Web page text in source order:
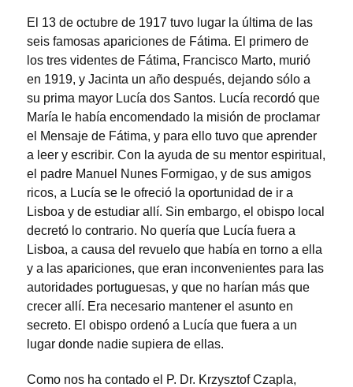
El 13 de octubre de 1917 tuvo lugar la última de las
seis famosas apariciones de Fátima. El primero de
los tres videntes de Fátima, Francisco Marto, murió
en 1919, y Jacinta un año después, dejando sólo a
su prima mayor Lucía dos Santos. Lucía recordó que
María le había encomendado la misión de proclamar
el Mensaje de Fátima, y para ello tuvo que aprender
a leer y escribir. Con la ayuda de su mentor espiritual,
el padre Manuel Nunes Formigao, y de sus amigos
ricos, a Lucía se le ofreció la oportunidad de ir a
Lisboa y de estudiar allí. Sin embargo, el obispo local
decretó lo contrario. No quería que Lucía fuera a
Lisboa, a causa del revuelo que había en torno a ella
y a las apariciones, que eran inconvenientes para las
autoridades portuguesas, y que no harían más que
crecer allí. Era necesario mantener el asunto en
secreto. El obispo ordenó a Lucía que fuera a un
lugar donde nadie supiera de ellas.
Como nos ha contado el P. Dr. Krzysztof Czapla,